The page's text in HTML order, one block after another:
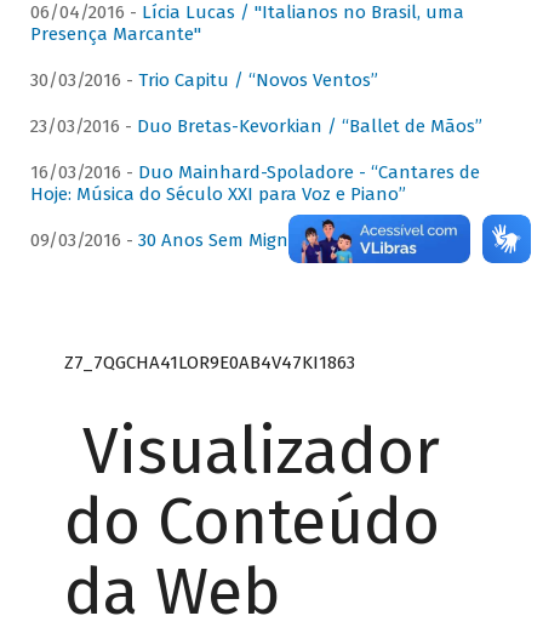
06/04/2016 - Lícia Lucas / "Italianos no Brasil, uma
Presença Marcante"
30/03/2016 - Trio Capitu / “Novos Ventos”
23/03/2016 - Duo Bretas-Kevorkian / “Ballet de Mãos”
16/03/2016 - Duo Mainhard-Spoladore - “Cantares de
Hoje: Música do Século XXI para Voz e Piano”
09/03/2016 - 30 Anos Sem Mignone
Z7_7QGCHA41LOR9E0AB4V47KI1863
Visualizador
do Conteúdo
da Web